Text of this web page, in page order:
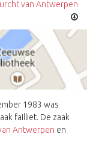
van Antwerpen
1983 was
failliet. De zaak
Antwerpen en